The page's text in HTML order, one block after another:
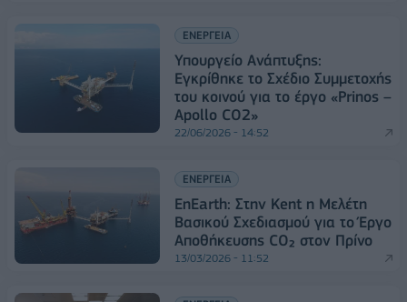
ΕΝΕΡΓΕΙΑ
Υπουργείο Ανάπτυξης:
Εγκρίθηκε το Σχέδιο Συμμετοχής
του κοινού για το έργο «Prinos –
Apollo CO2»
22/06/2026 - 14:52
ΕΝΕΡΓΕΙΑ
EnEarth: Στην Kent η Μελέτη
Βασικού Σχεδιασμού για το Έργο
Αποθήκευσης CO₂ στον Πρίνο
13/03/2026 - 11:52